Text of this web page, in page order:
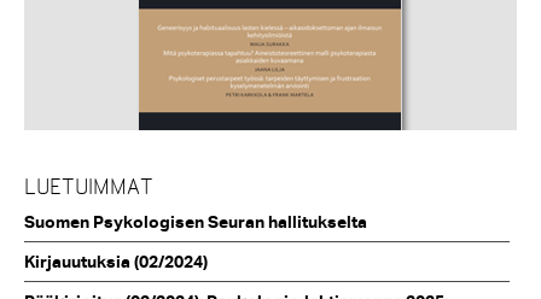
LUETUIMMAT
Suomen Psykologisen Seuran hallitukselta
Kirjauutuksia (02/2024)